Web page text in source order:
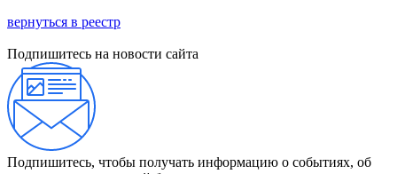
вернуться в реестр
Подпишитесь на новости сайта
Подпишитесь, чтобы получать информацию о событиях, об